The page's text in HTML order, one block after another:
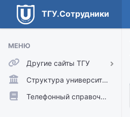
ТГУ.Сотрудники
МЕНЮ
Другие сайты ТГУ
ТГУ.Аккаунты
ТГУ.Расписание
Структура университета
Телефонный справочник